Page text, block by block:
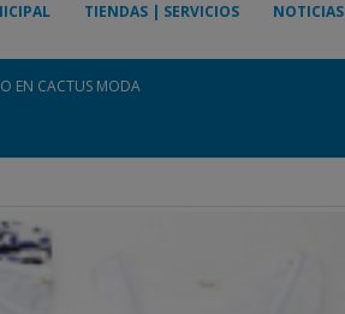
TIENDAS | SERVICIOS NOTICIAS
EN CACTUS MODA